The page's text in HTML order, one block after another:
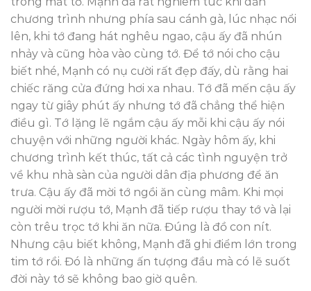
chương trình nhưng phía sau cánh gà, lúc nhạc nổi
lên, khi tớ đang hát nghêu ngao, cậu ấy đã nhún
nhảy và cũng hòa vào cùng tớ. Để tớ nói cho cậu
biết nhé, Mạnh có nụ cười rất đẹp đấy, dù rằng hai
chiếc răng cửa đứng hơi xa nhau. Tớ đã mến cậu ấy
ngay từ giây phút ấy nhưng tớ đã chẳng thể hiện
điều gì. Tớ lặng lẽ ngắm cậu ấy mỗi khi cậu ấy nói
chuyện với những người khác. Ngày hôm ấy, khi
chương trình kết thúc, tất cả các tình nguyện trở
về khu nhà sàn của người dân địa phương để ăn
trưa. Cậu ấy đã mời tớ ngồi ăn cùng mâm. Khi mọi
người mời rượu tớ, Mạnh đã tiếp rượu thay tớ và lại
còn trêu trọc tớ khi ăn nữa. Đúng là đồ con nít.
Nhưng cậu biết không, Mạnh đã ghi điểm lớn trong
tim tớ rồi. Đó là những ấn tượng đầu mà có lẽ suốt
đời này tớ sẽ không bao giờ quên.